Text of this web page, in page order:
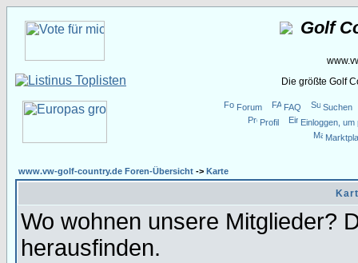
Golf
Die größte Golf
Forum FAQ
Suchen
Profil
Einloggen,
www.vw-golf-country.de Foren-Übersicht -> Karte
Wo wohnen unsere Mitglieder?
herausfinden.